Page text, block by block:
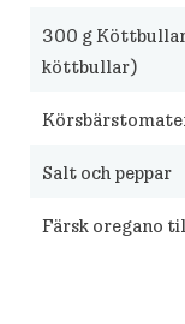
300 g
köttbullar)
Salt och peppar
Färsk oregano